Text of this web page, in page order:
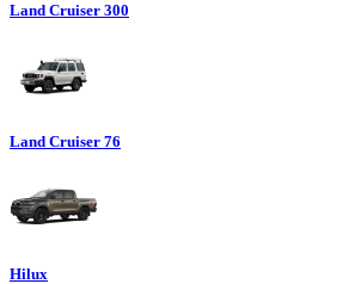
Land Cruiser 300
Land Cruiser 76
Hilux